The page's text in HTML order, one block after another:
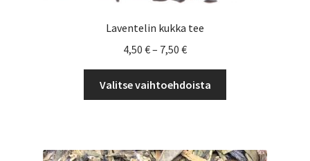
Laventelin kukka tee
4,50 €– 7,50 €Hintaluokka:
-
7,50 €
Valitse vaihtoehdoista